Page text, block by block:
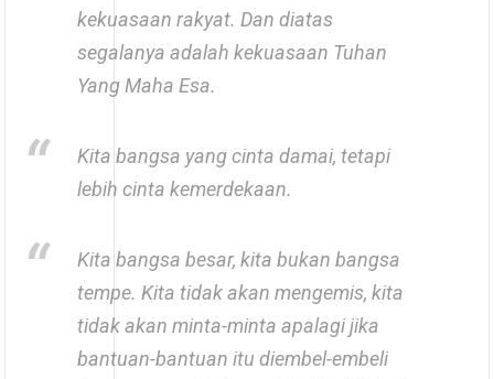
kekuasaan rakyat. Dan diatas
segalanya adalah kekuasaan Tuhan
Yang Maha Esa.
Kita bangsa yang cinta damai, tetapi
lebih cinta kemerdekaan.
Kita bangsa besar, kita bukan bangsa
tempe. Kita tidak akan mengemis, kita
tidak akan minta-minta apalagi jika
bantuan-bantuan itu diembel-embeli